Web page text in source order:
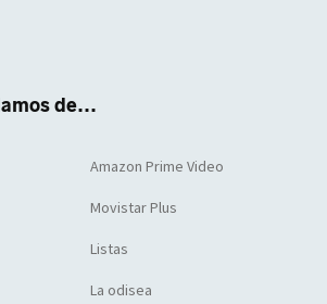
de...
Amazon Prime Video
Movistar Plus
Listas
La odisea